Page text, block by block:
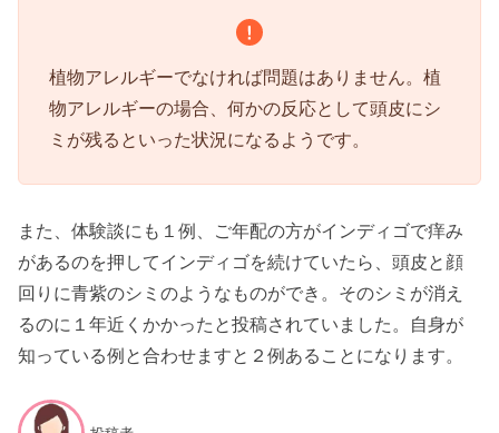
植物アレルギーでなければ問題はありません。植
物アレルギーの場合、何かの反応として頭皮にシ
ミが残るといった状況になるようです。
また、体験談にも１例、ご年配の方がインディゴで痒み
があるのを押してインディゴを続けていたら、頭皮と顔
回りに青紫のシミのようなものができ。そのシミが消え
るのに１年近くかかったと投稿されていました。自身が
知っている例と合わせますと２例あることになります。